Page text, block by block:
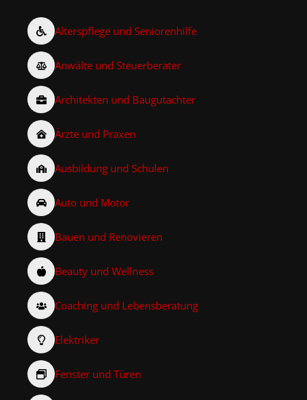
Alterspflege und Seniorenhilfe
Anwälte und Steuerberater
Architekten und Baugutachter
Ärzte und Praxen
Ausbildung und Schulen
Auto und Motor
Bauen und Renovieren
Beauty und Wellness
Coaching und Lebensberatung
Elektriker
Fenster und Türen